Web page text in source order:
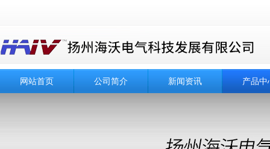
网站首页 公司简介 新闻资讯 产品中